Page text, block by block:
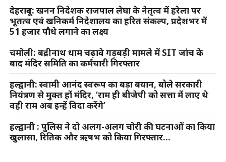
देहरादून: खनन निदेशक राजपाल लेघा के नेतृत्व में हरेला पर
भूतत्व एवं खनिकर्म निदेशालय का हरित संकल्प, प्रदेशभर में
51 हजार पौधे लगाने का लक्ष्य
चमोली: बद्रीनाथ धाम चढ़ावे गड़बड़ी मामले में SIT जांच के
बाद मंदिर समिति का कर्मचारी गिरफ्तार
हल्द्वानी: स्वामी आनंद स्वरूप का बड़ा बयान, बोले सरकारी
नियंत्रण से मुक्त हों मंदिर, ‘राम ही बीजेपी को सत्ता में लाए थे
वही राम अब इन्हें विदा करेंगे’
हल्द्वानी : पुलिस ने दो अलग-अलग चोरी की घटनाओं का किया
खुलासा, रितिक और ऋषभ को किया गिरफ्तार…